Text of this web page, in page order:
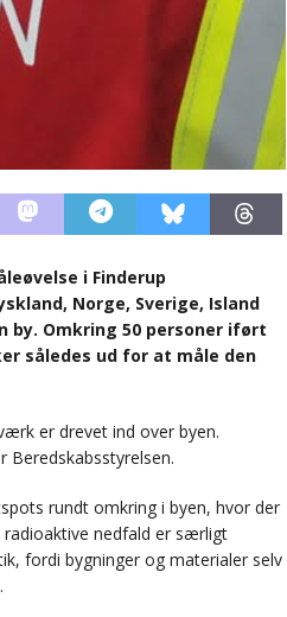
i Finderup
Norge, Sverige, Island
Omkring 50 personer iført
således ud for at måle den
er drevet ind over byen.
Beredskabsstyrelsen.
rundt omkring i byen, hvor der
nedfald er særligt
fordi bygninger og materialer selv